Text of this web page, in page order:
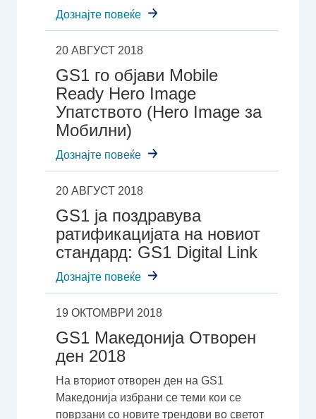
Дознајте повеќе
20 АВГУСТ 2018
GS1 го објави Mobile
Ready Hero Image
Упатството (Hero Image за
Мобилни)
Дознајте повеќе
20 АВГУСТ 2018
GS1 ја поздравува
ратификацијата на новиот
стандард: GS1 Digital Link
Дознајте повеќе
19 ОКТОМВРИ 2018
GS1 Македонија Отворен
ден 2018
На вториот отворен ден на GS1
Македонија избрани се теми кои се
поврзани со новите трендови во светот